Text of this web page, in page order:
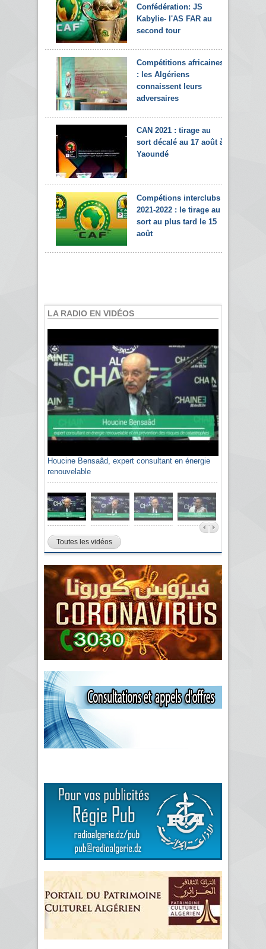
Confédération: JS
Kabylie- l'AS FAR au
second tour
Compétitions africaines
: les Algériens
connaissent leurs
adversaires
CAN 2021 : tirage au
sort décalé au 17 août à
Yaoundé
Compétions interclubs
2021-2022 : le tirage au
sort au plus tard le 15
août
LA RADIO EN VIDÉOS
Houcine Bensaâd, expert consultant en énergie
renouvelable
Toutes les vidéos